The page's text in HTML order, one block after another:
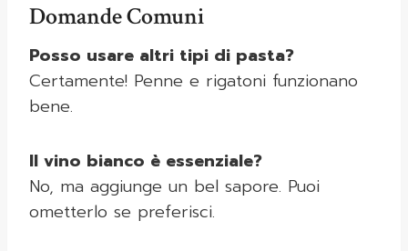
Domande Comuni
Posso usare altri tipi di pasta?
Certamente! Penne e rigatoni funzionano
bene.
Il vino bianco è essenziale?
No, ma aggiunge un bel sapore. Puoi
ometterlo se preferisci.